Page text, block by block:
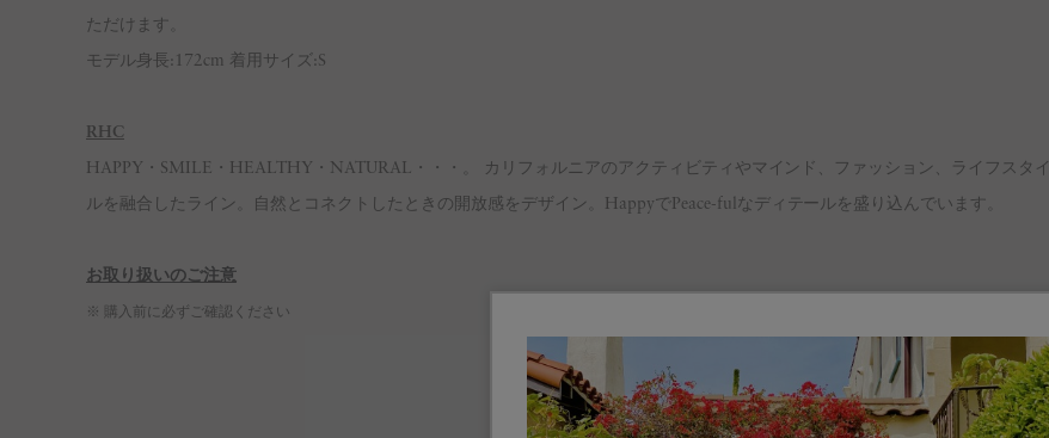
ただけます。
モデル身長:172cm 着用サイズ:S
RHC
HAPPY・SMILE・HEALTHY・NATURAL・・・。 カリフォルニアのアクティビティやマインド、ファッション、ライフスタイ
ルを融合したライン。自然とコネクトしたときの開放感をデザイン。HappyでPeace-fulなディテールを盛り込んでいます。
お取り扱いのご注意
※ 購入前に必ずご確認ください